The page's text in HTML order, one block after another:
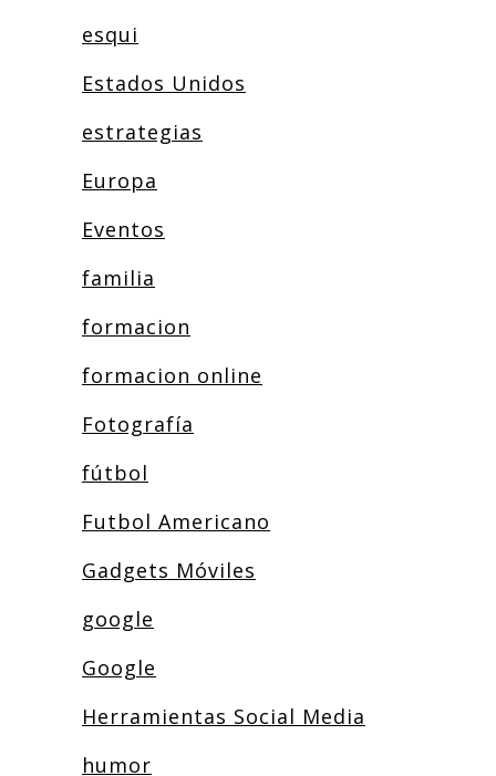
esqui
Estados Unidos
estrategias
Europa
Eventos
familia
formacion
formacion online
Fotografía
fútbol
Futbol Americano
Gadgets Móviles
google
Google
Herramientas Social Media
humor